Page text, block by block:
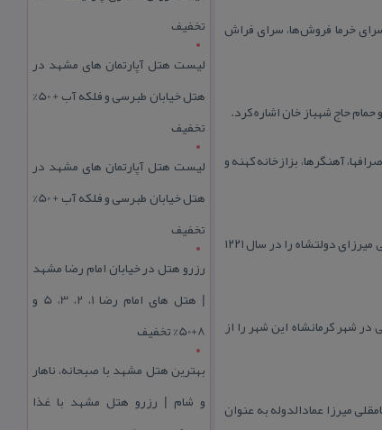
خرما فروش‌ها، سرای فراش
حاج شهباز خان اشاره كرد.
صرافها، آهنگرها، بزازخانه كهنه و
بازار بزرگ كرمانشاه از اوایل دوره قاجاریه و در زمان سلطنت فتحعلی‌شاه برجای مانده است. فتحعلی‌شاه فرزند ارشدش محمدعلی میرزای دولتشاه را در سال ۱۲۲۱
در شهر كرمانشاه این شهر را از
میرزا عمادالدوله به عنوان
تخفیف
لیست هتل آپارتمان های مشهد در
هتل خیابان طبرسی و فلکه آب + 50%
تخفیف
لیست هتل آپارتمان های مشهد در
هتل خیابان طبرسی و فلکه آب + 50%
تخفیف
رزرو هتل در خیابان امام رضا مشهد
| هتل‌ های امام رضا 1، 2، 3، 5 و
8+50% تخفیف
بهترین هتل مشهد با صبحانه، ناهار
و شام | رزرو هتل مشهد با غذا